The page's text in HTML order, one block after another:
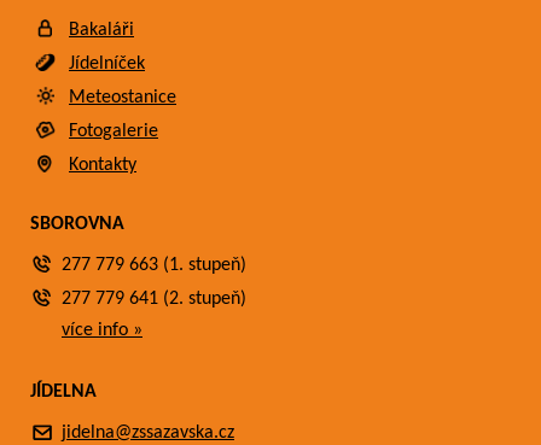
Bakaláři
Jídelníček
Meteostanice
Fotogalerie
Kontakty
SBOROVNA
277 779 663 (1. stupeň)
277 779 641 (2. stupeň)
více info »
JÍDELNA
jidelna@zssazavska.cz